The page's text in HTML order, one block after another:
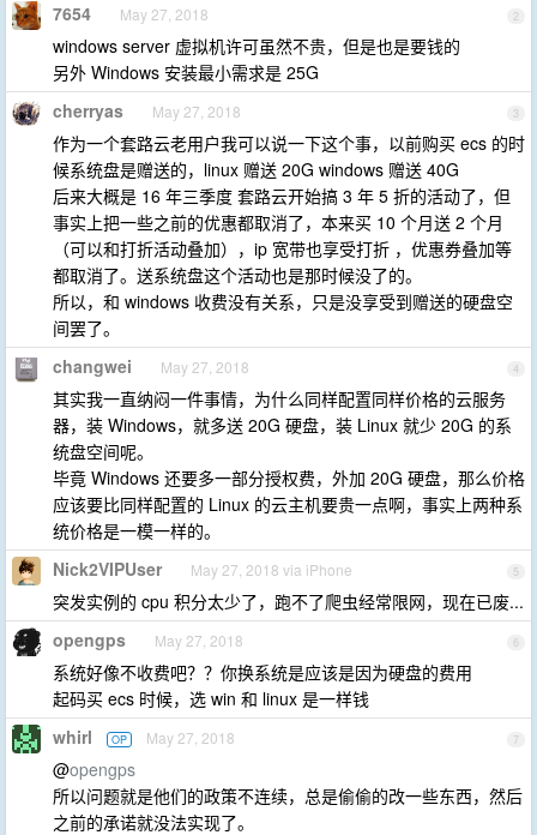
2
7654 May 27, 2018
windows server 虚拟机许可虽然不贵，但是也是要钱的
另外 Windows 安装最小需求是 25G
3
cherryas May 27, 2018
作为一个套路云老用户我可以说一下这个事，以前购买 ecs 的时
候系统盘是赠送的，linux 赠送 20G windows 赠送 40G
后来大概是 16 年三季度 套路云开始搞 3 年 5 折的活动了，但
事实上把一些之前的优惠都取消了，本来买 10 个月送 2 个月
（可以和打折活动叠加），ip 宽带也享受打折 ，优惠券叠加等
都取消了。送系统盘这个活动也是那时候没了的。
所以，和 windows 收费没有关系，只是没享受到赠送的硬盘空
间罢了。
4
changwei May 27, 2018
其实我一直纳闷一件事情，为什么同样配置同样价格的云服务
器，装 Windows，就多送 20G 硬盘，装 Linux 就少 20G 的系
统盘空间呢。
毕竟 Windows 还要多一部分授权费，外加 20G 硬盘，那么价格
应该要比同样配置的 Linux 的云主机要贵一点啊，事实上两种系
统价格是一模一样的。
5
Nick2VIPUser May 27, 2018 via iPhone
突发实例的 cpu 积分太少了，跑不了爬虫经常限网，现在已废...
6
opengps May 27, 2018
系统好像不收费吧？？你换系统是应该是因为硬盘的费用
起码买 ecs 时候，选 win 和 linux 是一样钱
7
whirl OP May 27, 2018
@opengps
所以问题就是他们的政策不连续，总是偷偷的改一些东西，然后
之前的承诺就没法实现了。